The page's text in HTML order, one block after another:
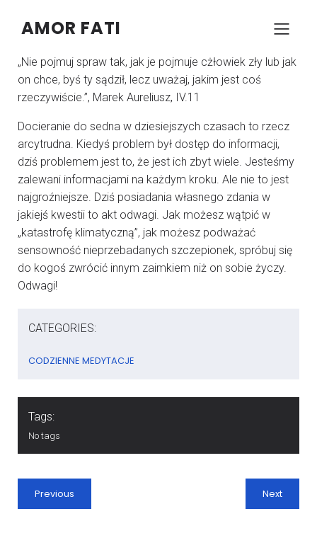
AMOR FATI
KONRAD SZCZYPCZYK
„Nie pojmuj spraw tak, jak je pojmuje cżłowiek zły lub jak
on chce, byś ty sądził, lecz uważaj, jakim jest coś
rzeczywiście.”, Marek Aureliusz, IV.11
Docieranie do sedna w dziesiejszych czasach to rzecz
arcytrudna. Kiedyś problem był dostęp do informacji,
dziś problemem jest to, że jest ich zbyt wiele. Jesteśmy
zalewani informacjami na każdym kroku. Ale nie to jest
najgroźniejsze. Dziś posiadania własnego zdania w
jakiejś kwestii to akt odwagi. Jak możesz wątpić w
„katastrofę klimatyczną”, jak możesz podważać
sensowność nieprzebadanych szczepionek, spróbuj się
do kogoś zwrócić innym zaimkiem niż on sobie życzy.
Odwagi!
CATEGORIES:
CODZIENNE MEDYTACJE
Tags:
No tags
Previous Next